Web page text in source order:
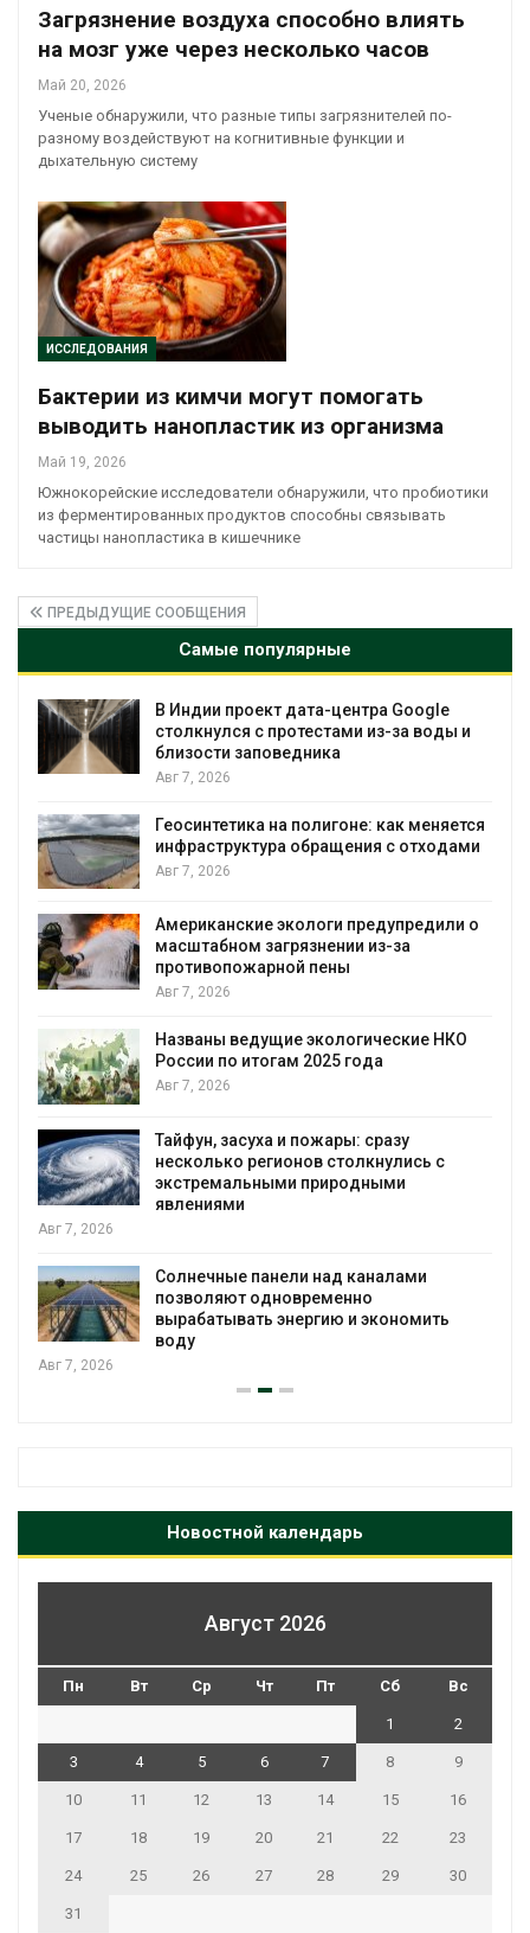
Загрязнение воздуха способно влиять
на мозг уже через несколько часов
Май 20, 2026
Ученые обнаружили, что разные типы загрязнителей по-
разному воздействуют на когнитивные функции и
дыхательную систему
ИССЛЕДОВАНИЯ
Бактерии из кимчи могут помогать
выводить нанопластик из организма
Май 19, 2026
Южнокорейские исследователи обнаружили, что пробиотики
из ферментированных продуктов способны связывать
частицы нанопластика в кишечнике
ПРЕДЫДУЩИЕ СООБЩЕНИЯ
Самые популярные
Дождевая вода с крыш может помочь
городам переживать жару
Авг 7, 2026
строительство мусорных объектов и
уборку контейнерных площадок
Авг 7, 2026
Панамский канал вновь ограничивает
загрузку судов из-за дефицита пресной
воды
Авг 6, 2026
В китайской провинции Шэньси из-за
паводков эвакуировали более 140 тыс.
человек
МЕГА и ВкусВилл установили
экообменники для сбора вторсырья
Авг 6, 2026
воду из воздуха с помощью ветра
Авг 6, 2026
Новостной календарь
Август 2026
Пн Вт Ср Чт Пт Сб Вс
1 2
3 4 5 6 7 8 9
10 11 12 13 14 15 16
17 18 19 20 21 22 23
24 25 26 27 28 29 30
31